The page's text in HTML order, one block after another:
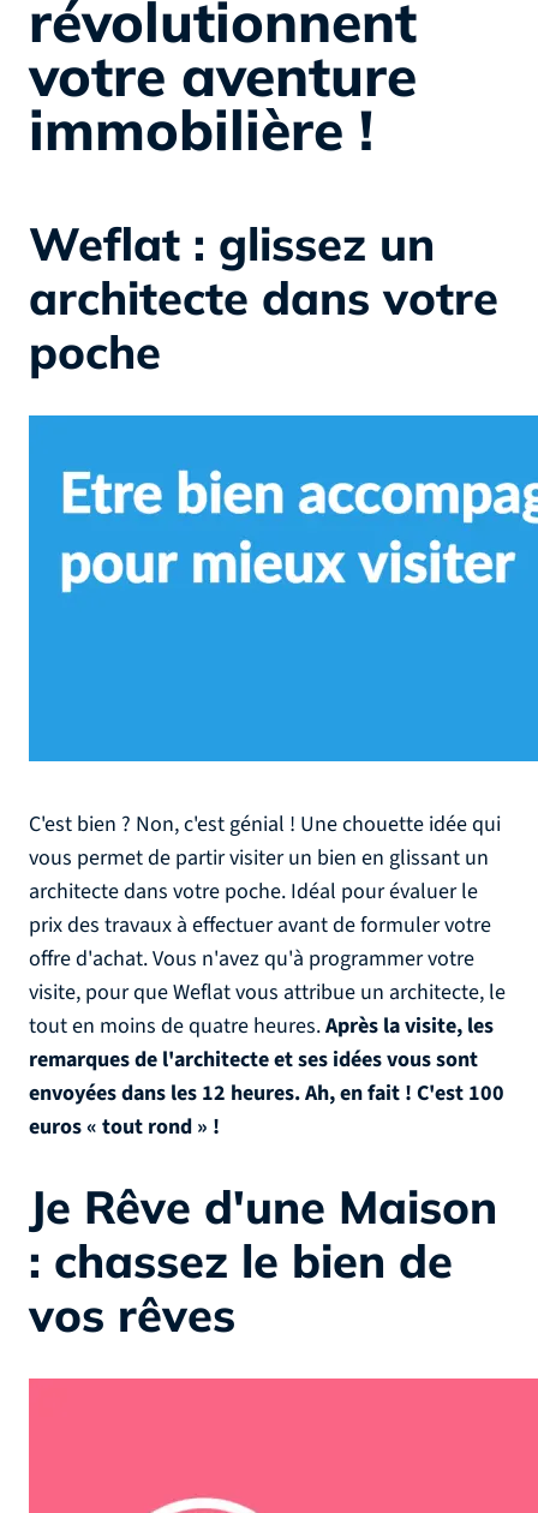
révolutionnent
votre aventure
immobilière !
Weflat : glissez un
architecte dans votre
poche
C'est bien ? Non, c'est génial ! Une chouette idée qui
vous permet de partir visiter un bien en glissant un
architecte dans votre poche. Idéal pour évaluer le
prix des travaux à effectuer avant de formuler votre
offre d'achat. Vous n'avez qu'à programmer votre
visite, pour que Weflat vous attribue un architecte, le
tout en moins de quatre heures.Après la visite, les
remarques de l'architecte et ses idées vous sont
envoyées dans les 12 heures. Ah, en fait ! C'est 100
euros « tout rond » !
Je Rêve d'une Maison
: chassez le bien de
vos rêves